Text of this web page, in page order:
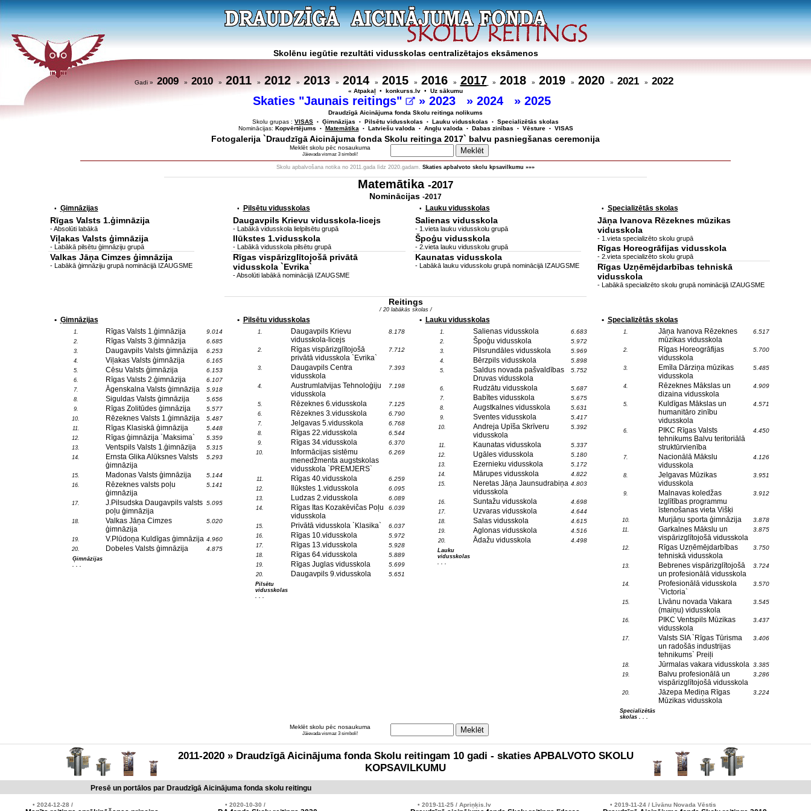
Skolēnu iegūtie rezultāti vidusskolas centralizētajos eksāmenos
Gadi » 2009 » 2010 » 2011 » 2012 » 2013 » 2014 » 2015 » 2016 » 2017 » 2018 » 2019 » 2020 » 2021 » 2022
« Atpakaļ • konkurss.lv • Uz sākumu
Skaties "Jaunais reitings" » 2023 » 2024 » 2025
Draudzīgā Aicinājuma fonda Skolu reitinga nolikums
Skolu grupas : VISAS • Ģimnāzijas • Pilsētu vidusskolas • Lauku vidusskolas • Specializētās skolas
Nominācijas: Kopvērtējums • Matemātika • Latviešu valoda • Angļu valoda • Dabas zinības • Vēsture • VISAS
Fotogalerija `Draudzīgā Aicinājuma fonda Skolu reitinga 2017` balvu pasniegšanas ceremonija
Meklēt skolu pēc nosaukuma
Jāievada vismaz 3 simboli!
Skolu apbalvošana notika no 2011.gada līdz 2020.gadam. Skaties apbalvoto skolu kpsavilkumu »»»
Matemātika -2017
Nominācijas -2017
• Ģimnāzijas
Rīgas Valsts 1.ģimnāzija
- Absolūti labākā
Viļakas Valsts ģimnāzija
- Labākā pilsētu ģimnāziju grupā
Valkas Jāņa Cimzes ģimnāzija
- Labākā ģimnāziju grupā nominācijā IZAUGSME
• Pilsētu vidusskolas
Daugavpils Krievu vidusskola-licejs
- Labākā vidusskola lielpilsētu grupā
Ilūkstes 1.vidusskola
- Labākā vidusskola pilsētu grupā
Rīgas vispārizglītojošā privātā
vidusskola `Evrika`
- Absolūti labākā nominācijā IZAUGSME
• Lauku vidusskolas
Salienas vidusskola
- 1.vieta lauku vidusskolu grupā
Špoģu vidusskola
- 2.vieta lauku vidusskolu grupā
Kaunatas vidusskola
- Labākā lauku vidusskolu grupā nominācijā IZAUGSME
• Specializētās skolas
Jāņa Ivanova Rēzeknes mūzikas
vidusskola
- 1.vieta specializēto skolu grupā
Rīgas Horeogrāfijas vidusskola
- 2.vieta specializēto skolu grupā
Rīgas Uzņēmējdarbības tehniskā
vidusskola
- Labākā specializēto skolu grupā nominācijā IZAUGSME
Reitings
/ 20 labākās skolas /
• Ģimnāzijas
1. Rīgas Valsts 1.ģimnāzija 9.014
2. Rīgas Valsts 3.ģimnāzija 6.685
3. Daugavpils Valsts ģimnāzija 6.253
4. Viļakas Valsts ģimnāzija 6.165
5. Cēsu Valsts ģimnāzija 6.153
6. Rīgas Valsts 2.ģimnāzija 6.107
7. Āgenskalna Valsts ģimnāzija 5.918
8. Siguldas Valsts ģimnāzija 5.656
9. Rīgas Zolitūdes ģimnāzija 5.577
10. Rēzeknes Valsts 1.ģimnāzija 5.487
11. Rīgas Klasiskā ģimnāzija 5.448
12. Rīgas ģimnāzija `Maksima` 5.359
13. Ventspils Valsts 1.ģimnāzija 5.315
14.
Ernsta Glika Alūksnes Valsts
ģimnāzija
5.293
15. Madonas Valsts ģimnāzija 5.144
16.
Rēzeknes valsts poļu
ģimnāzija
5.141
17.
J.Pilsudska Daugavpils valsts
poļu ģimnāzija
5.095
18.
Valkas Jāņa Cimzes
ģimnāzija
5.020
19. V.Plūdoņa Kuldīgas ģimnāzija 4.960
20. Dobeles Valsts ģimnāzija 4.875
Ģimnāzijas
. . .
• Pilsētu vidusskolas
1.
Daugavpils Krievu
vidusskola-licejs
8.178
2.
Rīgas vispārizglītojošā
privātā vidusskola `Evrika`
7.712
3.
Daugavpils Centra
vidusskola
7.393
4.
Austrumlatvijas Tehnoloģiju
vidusskola
7.198
5. Rēzeknes 6.vidusskola 7.125
6. Rēzeknes 3.vidusskola 6.790
7. Jelgavas 5.vidusskola 6.768
8. Rīgas 22.vidusskola 6.544
9. Rīgas 34.vidusskola 6.370
10.
Informācijas sistēmu
menedžmenta augstskolas
vidusskola `PREMJERS`
6.269
11. Rīgas 40.vidusskola 6.259
12. Ilūkstes 1.vidusskola 6.095
13. Ludzas 2.vidusskola 6.089
14.
Rīgas Itas Kozakēvičas Poļu
vidusskola
6.039
15. Privātā vidusskola `Klasika` 6.037
16. Rīgas 10.vidusskola 5.972
17. Rīgas 13.vidusskola 5.928
18. Rīgas 64.vidusskola 5.889
19. Rīgas Juglas vidusskola 5.699
20. Daugavpils 9.vidusskola 5.651
Pilsētu
vidusskolas
. . .
• Lauku vidusskolas
1. Salienas vidusskola 6.683
2. Špoģu vidusskola 5.972
3. Pilsrundāles vidusskola 5.969
4. Bērzpils vidusskola 5.898
5.
Saldus novada pašvaldības
Druvas vidusskola
5.752
6. Rudzātu vidusskola 5.687
7. Babītes vidusskola 5.675
8. Augstkalnes vidusskola 5.631
9. Sventes vidusskola 5.417
10.
Andreja Upīša Skrīveru
vidusskola
5.392
11. Kaunatas vidusskola 5.337
12. Ugāles vidusskola 5.180
13. Ezernieku vidusskola 5.172
14. Mārupes vidusskola 4.822
15.
Neretas Jāņa Jaunsudrabiņa
vidusskola
4.803
16. Suntažu vidusskola 4.698
17. Uzvaras vidusskola 4.644
18. Salas vidusskola 4.615
19. Aglonas vidusskola 4.516
20. Ādažu vidusskola 4.498
Lauku
vidusskolas
. . .
• Specializētās skolas
1.
Jāņa Ivanova Rēzeknes
mūzikas vidusskola
6.517
2.
Rīgas Horeogrāfijas
vidusskola
5.700
3.
Emīla Dārziņa mūzikas
vidusskola
5.485
4.
Rēzeknes Mākslas un
dizaina vidusskola
4.909
5.
Kuldīgas Mākslas un
humanitāro zinību
vidusskola
4.571
6.
PIKC Rīgas Valsts
tehnikums Balvu teritoriālā
struktūrvienība
4.450
7.
Nacionālā Mākslu
vidusskola
4.126
8.
Jelgavas Mūzikas
vidusskola
3.951
9.
Malnavas koledžas
Izglītības programmu
īstenošanas vieta Višķi
3.912
10. Murjāņu sporta ģimnāzija 3.878
11.
Garkalnes Mākslu un
vispārizglītojošā vidusskola
3.875
12.
Rīgas Uzņēmējdarbības
tehniskā vidusskola
3.750
13.
Bebrenes vispārizglītojošā
un profesionālā vidusskola
3.724
14.
Profesionālā vidusskola
`Victoria`
3.570
15.
Līvānu novada Vakara
(maiņu) vidusskola
3.545
16.
PIKC Ventspils Mūzikas
vidusskola
3.437
17.
Valsts SIA `Rīgas Tūrisma
un radošās industrijas
tehnikums` Preiļi
3.406
18. Jūrmalas vakara vidusskola 3.385
19.
Balvu profesionālā un
vispārizglītojošā vidusskola
3.286
20.
Jāzepa Mediņa Rīgas
Mūzikas vidusskola
3.224
Specializētās
skolas . . .
Meklēt skolu pēc nosaukuma
Jāievada vismaz 3 simboli!
2011-2020 » Draudzīgā Aicinājuma fonda Skolu reitingam 10 gadi - skaties APBALVOTO SKOLU
KOPSAVILKUMU
Presē un portālos par Draudzīgā Aicinājuma fonda skolu reitingu
• 2024-12-28 / • 2020-10-30 / • 2019-11-25 / Apriņķis.lv • 2019-11-24 / Līvānu Novada Vēstis